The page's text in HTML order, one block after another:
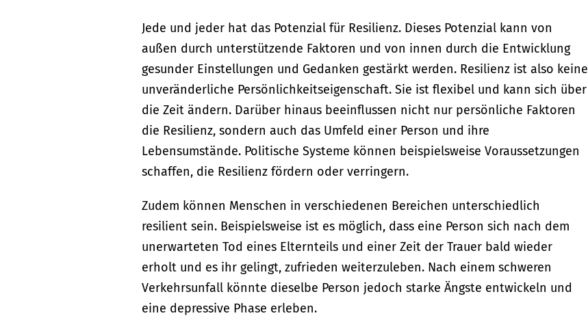
Jede und jeder hat das Potenzial für Resilienz. Dieses Potenzial kann von
außen durch unterstützende Faktoren und von innen durch die Entwicklung
gesunder Einstellungen und Gedanken gestärkt werden. Resilienz ist also keine
unveränderliche Persönlichkeitseigenschaft. Sie ist flexibel und kann sich über
die Zeit ändern. Darüber hinaus beeinflussen nicht nur persönliche Faktoren
die Resilienz, sondern auch das Umfeld einer Person und ihre
Lebensumstände. Politische Systeme können beispielsweise Voraussetzungen
schaffen, die Resilienz fördern oder verringern.
Zudem können Menschen in verschiedenen Bereichen unterschiedlich
resilient sein. Beispielsweise ist es möglich, dass eine Person sich nach dem
unerwarteten Tod eines Elternteils und einer Zeit der Trauer bald wieder
erholt und es ihr gelingt, zufrieden weiterzuleben. Nach einem schweren
Verkehrsunfall könnte dieselbe Person jedoch starke Ängste entwickeln und
eine depressive Phase erleben.